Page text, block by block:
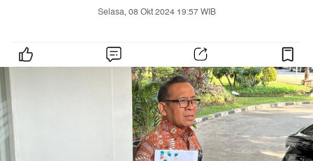
Selasa, 08 Okt 2024 19:57 WIB